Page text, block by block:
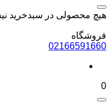
هیچ محصولی در سبدخرید
فروشگاه
02166591660
0